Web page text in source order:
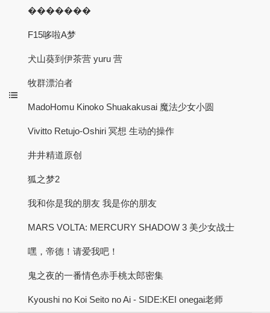
�������
F15哆啦A梦
犬山葵到伊茶营 yuru 营
牧群漂泊者
MadoHomu Kinoko Shuakakusai 魔法少女小圆
Vivitto Retujo-Oshiri 冥想 生动的操作
井井精道原创
狐之梦2
我和你是我的朋友 我是你的朋友
MARS VOLTA: MERCURY SHADOW 3 美少女战士
嘿，帝德！请爱我吧！
鬼之夜的一番情色赤手桃太郎密集
Kyoushi no Koi Seito no Ai - SIDE:KEI onegai老师